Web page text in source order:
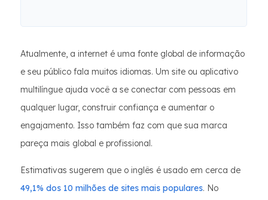
Atualmente, a internet é uma fonte global de informação
e seu público fala muitos idiomas. Um site ou aplicativo
multilíngue ajuda você a se conectar com pessoas em
qualquer lugar, construir confiança e aumentar o
engajamento. Isso também faz com que sua marca
pareça mais global e profissional.
Estimativas sugerem que o inglês é usado em cerca de
49,1% dos 10 milhões de sites mais populares. No